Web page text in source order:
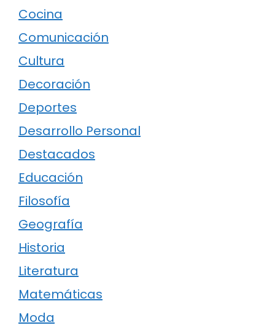
Cocina
Comunicación
Cultura
Decoración
Deportes
Desarrollo Personal
Destacados
Educación
Filosofía
Geografía
Historia
Literatura
Matemáticas
Moda